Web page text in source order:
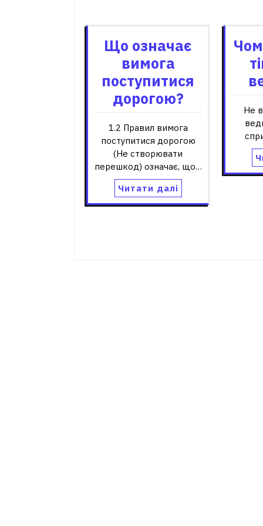
Що означає
вимога
поступитися
дорогою?
1.2 Правил вимога
поступитися дорогою
(Не створювати
перешкод) означає, що…
Читати далі
Не